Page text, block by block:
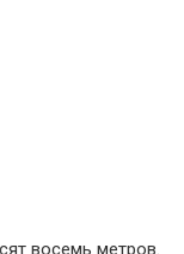
восемь метров.